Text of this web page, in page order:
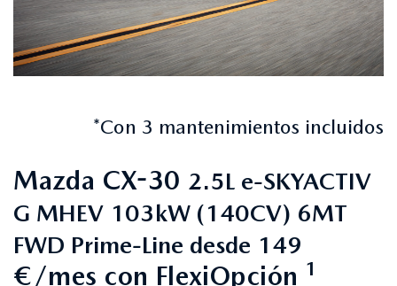
*Con 3 mantenimientos incluidos
Mazda CX-30 2.5L e-SKYACTIV
G MHEV 103kW (140CV) 6MT
FWD Prime-Line desde 149
€/mes con FlexiOpción 1